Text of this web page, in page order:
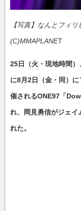
【写真】なんとフィ
(C)MMAPLANET
25日（火・現地時間
に8月2日（金・同）
催されるONE97「
れ、岡見勇信がジェイ
れた。